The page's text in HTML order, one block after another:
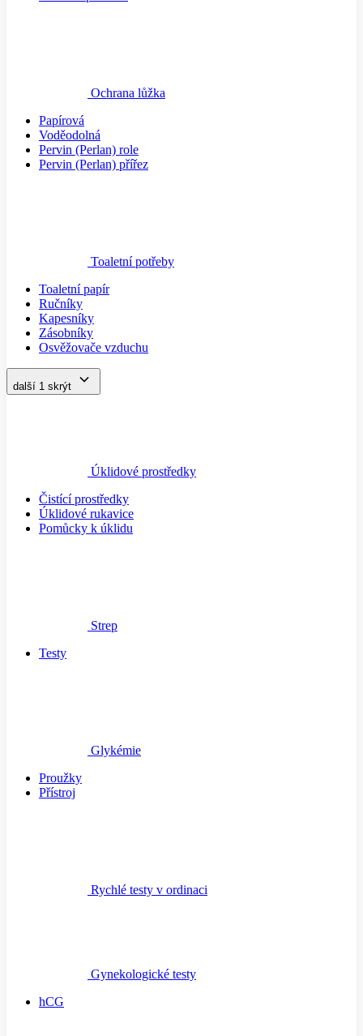
Ochrana lůžka
Papírová
Voděodolná
Pervin (Perlan) role
Pervin (Perlan) přířez
Toaletní potřeby
Toaletní papír
Ručníky
Kapesníky
Zásobníky
Osvěžovače vzduchu
další 1 skrýt
Úklidové prostředky
Čistící prostředky
Úklidové rukavice
Pomůcky k úklidu
Strep
Testy
Glykémie
Proužky
Přístroj
Rychlé testy v ordinaci
Gynekologické testy
hCG